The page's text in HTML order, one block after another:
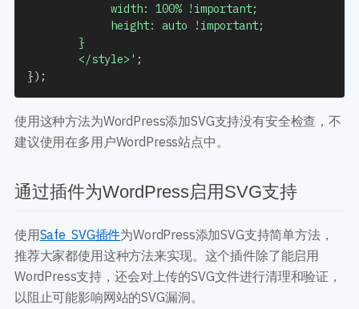
             width: 100% !important;
             height: auto !important;
        }
        </style>'
;
}) ;
使用这种方法为WordPress添加SVG支持没有安全检查，不
建议使用在多用户WordPress站点中。
通过插件为WordPress启用SVG支持
使用Safe SVG插件为WordPress添加SVG支持简单方法，
推荐大家都使用这种方法来实现。这个插件除了能启用
WordPress支持，还会对上传的SVG文件进行清理和验证，
以阻止可能影响网站的SVG漏洞。